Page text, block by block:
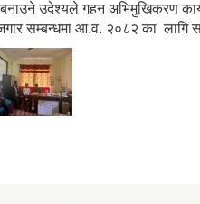
उदेश्यले गहन अभिमुखिकरण
सम्बन्धमा आ.व. २०८२ का लागि